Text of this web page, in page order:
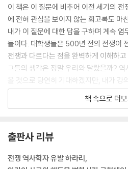
이 책은 이 질문에 비추어 이전 세기의
에 전혀 관심을 보이지 않는 회고록도 마
내가 이 질문에 대한 답을 구하며 계속
들이다. 대학생들은 500년 전의 전쟁이
전쟁과 다르다는 점을 완벽하게 이해하
그들의 생각은 정말 우리와 달랐을까?
올 것으로 당연히 기대하겠지만, 내가 강
학생들에게 사실 정말 다르다고 설명하
군다나 10년에 걸쳐 중세와 근대 초기의
150년 전 톨스토이는 『전쟁과 평화』에
렇게 묘사했다.
책 속으로 더
출판사 리뷰
전쟁 역사학자 유발 하라리,